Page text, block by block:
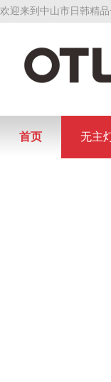
欢迎来到中山市日韩精
首页 无主